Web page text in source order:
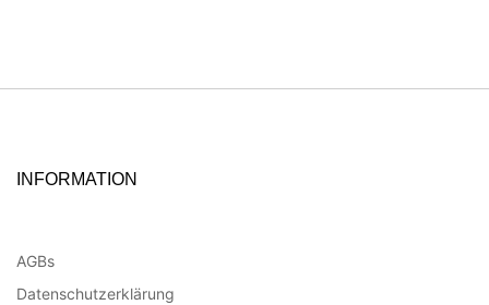
INFORMATION
AGBs
Datenschutzerklärung